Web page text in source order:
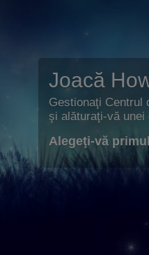
Joacă
Gestionaţi Centrul
şi alăturaţi-vă
Alegeţi-vă